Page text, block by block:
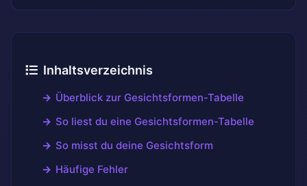
Inhaltsverzeichnis
Überblick zur Gesichtsformen-Tabelle
So liest du eine Gesichtsformen-Tabelle
So misst du deine Gesichtsform
Häufige Fehler